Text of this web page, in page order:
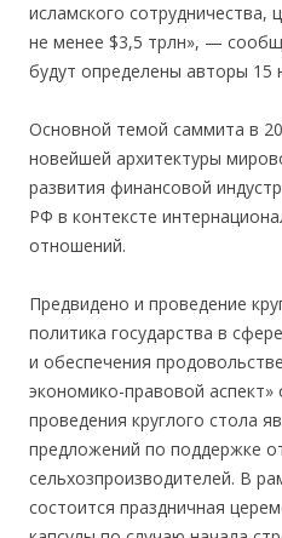
исламского
не менее $3,5 трлн», —
будут определены авторы 15
Основной темой саммита в
новейшей архитектуры
развития финансовой
РФ в контексте
отношений.
Предвидено и проведение
политика государства в
и обеспечения
экономико-правовой
проведения круглого стола
предложений по поддержке
сельхозпроизводителей. В
состоится праздничная